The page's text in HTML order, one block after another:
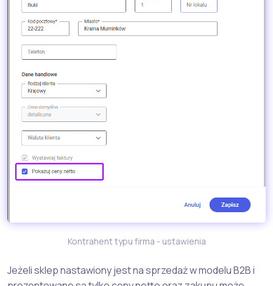
Kontrahent typu firma - ustawienia
Jeżeli sklep nastawiony jest na sprzedaż w modelu B2B i